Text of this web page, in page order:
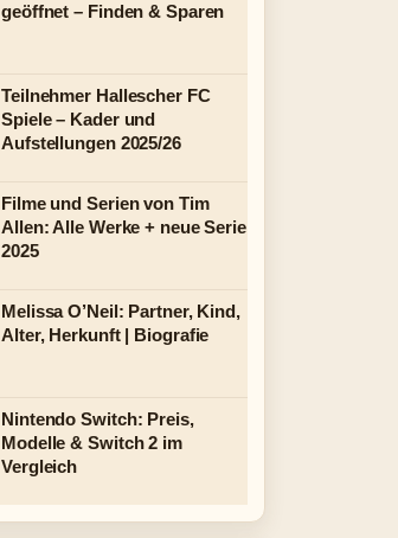
geöffnet – Finden & Sparen
Teilnehmer Hallescher FC
Spiele – Kader und
Aufstellungen 2025/26
Filme und Serien von Tim
Allen: Alle Werke + neue Serie
2025
Melissa O’Neil: Partner, Kind,
Alter, Herkunft | Biografie
Nintendo Switch: Preis,
Modelle & Switch 2 im
Vergleich